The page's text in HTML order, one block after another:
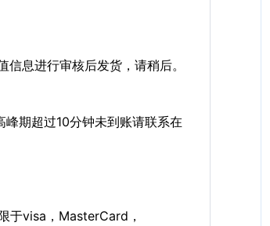
息进行审核后发货，请稍后。
期超过10分钟未到账请联系在
于visa，MasterCard，